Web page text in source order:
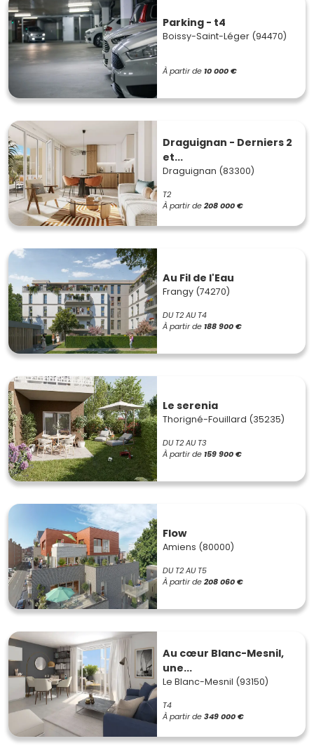
Parking - t4
Boissy-Saint-Léger (94470)
À partir de 10 000 €
Draguignan - Derniers 2
et...
Draguignan (83300)
T2
À partir de208 000 €
Au Fil de l'Eau
Frangy (74270)
DU T2 AU T4
À partir de 188 900 €
Le serenia
Thorigné-Fouillard (35235)
DU T2 AU T3
À partir de 159 900 €
Flow
Amiens (80000)
DU T2 AU T5
À partir de208 060 €
Au cœur Blanc-Mesnil,
une...
Le Blanc-Mesnil (93150)
T4
À partir de349 000 €